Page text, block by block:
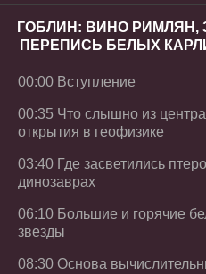
ГОБЛИН: ВИНО РИМЛЯН,
ПЕРЕПИСЬ БЕЛЫХ
00:00 Вступление
00:35 Что слышно из
открытия в геофизике
03:40 Где засветились
динозаврах
06:10 Большие и горячие
звезды
08:30 Основа